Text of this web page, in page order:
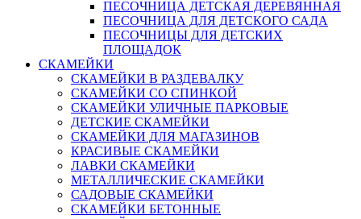
ПЕСОЧНИЦА ДЕТСКАЯ ДЕРЕВЯННАЯ
ПЕСОЧНИЦА ДЛЯ ДЕТСКОГО САДА
ПЕСОЧНИЦЫ ДЛЯ ДЕТСКИХ
ПЛОЩАДОК
СКАМЕЙКИ
СКАМЕЙКИ В РАЗДЕВАЛКУ
СКАМЕЙКИ СО СПИНКОЙ
СКАМЕЙКИ УЛИЧНЫЕ ПАРКОВЫЕ
ДЕТСКИЕ СКАМЕЙКИ
СКАМЕЙКИ ДЛЯ МАГАЗИНОВ
КРАСИВЫЕ СКАМЕЙКИ
ЛАВКИ СКАМЕЙКИ
МЕТАЛЛИЧЕСКИЕ СКАМЕЙКИ
САДОВЫЕ СКАМЕЙКИ
СКАМЕЙКИ БЕТОННЫЕ